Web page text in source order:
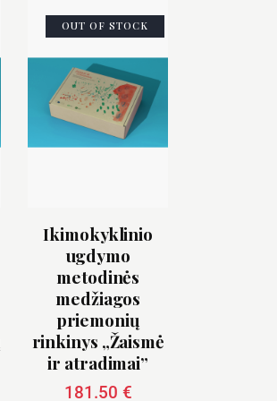
OUT OF STOCK
Ikimokyklinio
ugdymo
metodinės
medžiagos
priemonių
rinkinys „Žaismė
ir atradimai”
181.50 €